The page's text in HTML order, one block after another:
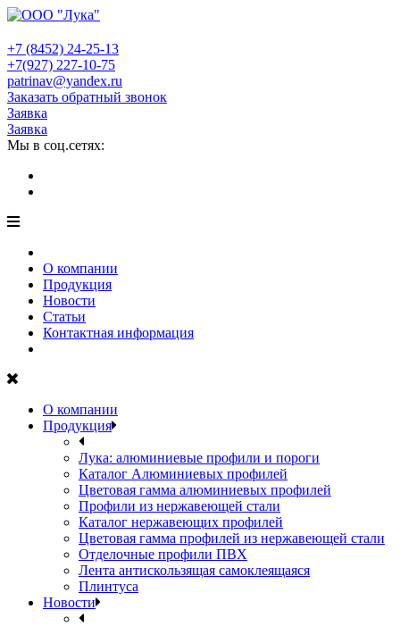
+7 (8452) 24-25-13
+7(927) 227-10-75
patrinav@yandex.ru
Заказать обратный звонок
Заявка
Заявка
Мы в соц.сетях:
О компании
Продукция
Новости
Статьи
Контактная информация
О компании
Продукция
Лука: алюминиевые профили и пороги
Каталог Алюминиевых профилей
Цветовая гамма алюминиевых профилей
Профили из нержавеющей стали
Каталог нержавеющих профилей
Цветовая гамма профилей из нержавеющей стали
Отделочные профили ПВХ
Лента антискользящая самоклеящаяся
Плинтуса
Новости